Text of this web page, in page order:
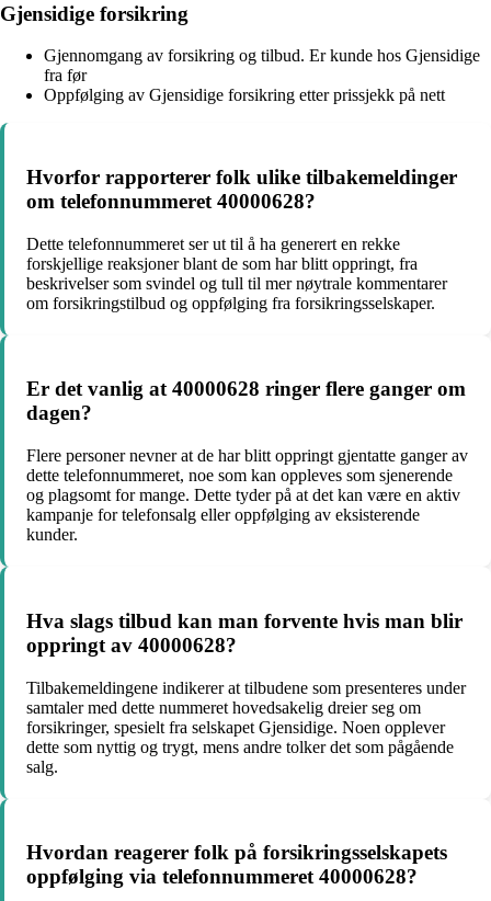
Gjensidige forsikring
Gjennomgang av forsikring og tilbud. Er kunde hos Gjensidige
fra før
Oppfølging av Gjensidige forsikring etter prissjekk på nett
Hvorfor rapporterer folk ulike tilbakemeldinger
om telefonnummeret 40000628?
Dette telefonnummeret ser ut til å ha generert en rekke
forskjellige reaksjoner blant de som har blitt oppringt, fra
beskrivelser som svindel og tull til mer nøytrale kommentarer
om forsikringstilbud og oppfølging fra forsikringsselskaper.
Er det vanlig at 40000628 ringer flere ganger om
dagen?
Flere personer nevner at de har blitt oppringt gjentatte ganger av
dette telefonnummeret, noe som kan oppleves som sjenerende
og plagsomt for mange. Dette tyder på at det kan være en aktiv
kampanje for telefonsalg eller oppfølging av eksisterende
kunder.
Hva slags tilbud kan man forvente hvis man blir
oppringt av 40000628?
Tilbakemeldingene indikerer at tilbudene som presenteres under
samtaler med dette nummeret hovedsakelig dreier seg om
forsikringer, spesielt fra selskapet Gjensidige. Noen opplever
dette som nyttig og trygt, mens andre tolker det som pågående
salg.
Hvordan reagerer folk på forsikringsselskapets
oppfølging via telefonnummeret 40000628?